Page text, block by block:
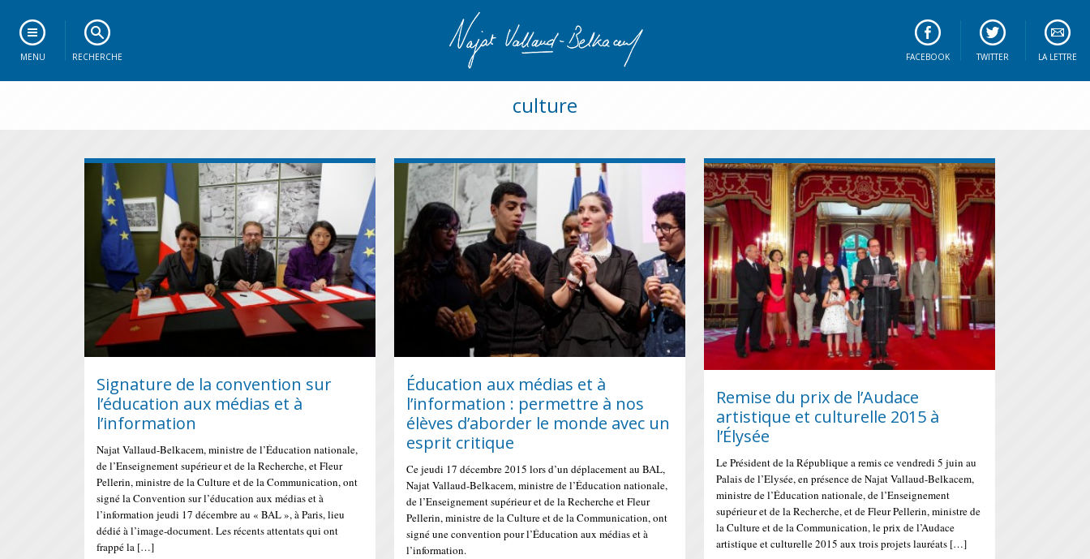
MENU RECHERCHE LA LETTRE
TWITTER
FACEBOOK
culture
Signature de la convention sur
l’éducation aux médias et à
l’information
Najat Vallaud-Belkacem, ministre de l’Éducation nationale,
de l’Enseignement supérieur et de la Recherche, et Fleur
Pellerin, ministre de la Culture et de la Communication, ont
signé la Convention sur l’éducation aux médias et à
l’information jeudi 17 décembre au « BAL », à Paris, lieu
dédié à l’image-document. Les récents attentats qui ont
frappé la […]
Éducation aux médias et à
l’information : permettre à nos
élèves d’aborder le monde avec un
esprit critique
Ce jeudi 17 décembre 2015 lors d’un déplacement au BAL,
Najat Vallaud-Belkacem, ministre de l’Éducation nationale,
de l’Enseignement supérieur et de la Recherche et Fleur
Pellerin, ministre de la Culture et de la Communication, ont
signé une convention pour l’Éducation aux médias et à
l’information.
Remise du prix de l’Audace
artistique et culturelle 2015 à
l’Élysée
Le Président de la République a remis ce vendredi 5 juin au
Palais de l’Elysée, en présence de Najat Vallaud-Belkacem,
ministre de l’Éducation nationale, de l’Enseignement
supérieur et de la Recherche, et de Fleur Pellerin, ministre de
la Culture et de la Communication, le prix de l’Audace
artistique et culturelle 2015 aux trois projets lauréats […]